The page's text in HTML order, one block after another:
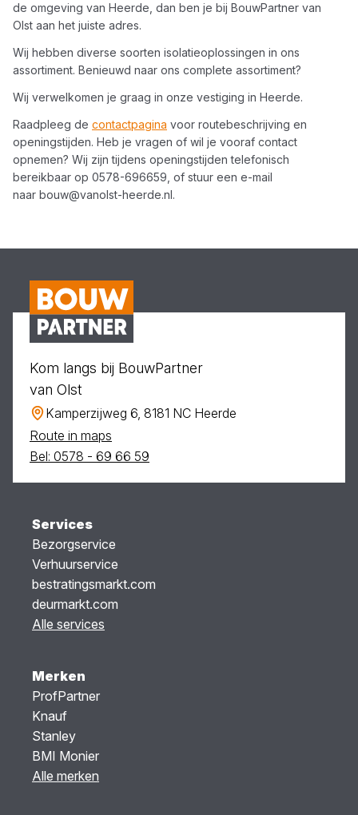
de omgeving van Heerde , dan ben je bij BouwPartner van
Olst aan het juiste adres.
Wij hebben diverse soorten isolatieoplossingen in ons
assortiment. Benieuwd naar ons complete assortiment?
Wij verwelkomen je graag in onze vestiging in Heerde.
Raadpleeg de contactpagina voor routebeschrijving en
openingstijden. Heb je vragen of wil je vooraf contact
opnemen? Wij zijn tijdens openingstijden telefonisch
bereikbaar op 0578-696659 , of stuur een e-mail
naar bouw@vanolst-heerde.nl.
Kom langs bij BouwPartner
van Olst
Kamperzijweg 6, 8181 NC Heerde
Route in maps
Bel: 0578 - 69 66 59
Services
Bezorgservice
Verhuurservice
bestratingsmarkt.com
deurmarkt.com
Alle services
Merken
ProfPartner
Knauf
Stanley
BMI Monier
Alle merken